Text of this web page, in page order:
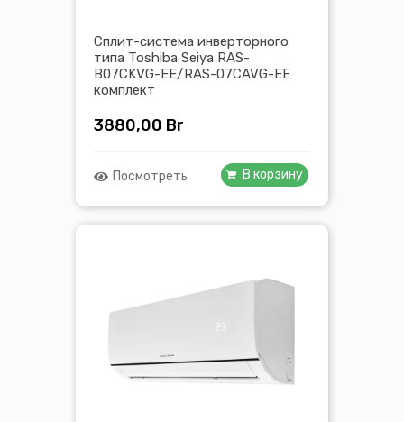
Сплит-система инверторного
типа Toshiba Seiya RAS-
B07CKVG-EE/RAS-07CAVG-EE
комплект
3880,00 Br
Посмотреть В корзину